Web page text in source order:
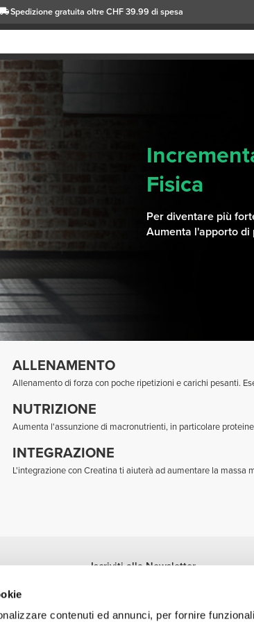
contenuti ed annunci, per fornire
Spedizione gratuita oltre CHF 39.99 di spesa
Fisica
Per diventare più
Aumenta l'apporto
ALLENAMENTO
Allenamento di forza con poche ripetizioni e carichi pesanti.
NUTRIZIONE
Aumenta l'assunzione di macronutrienti, in particolare
INTEGRAZIONE
L'integrazione con Creatina ti aiuterà ad aumentare la massa
Iscriviti alla Newsletter